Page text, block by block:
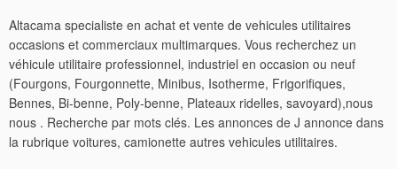
Altacama specialiste en achat et vente de vehicules utilitaires
occasions et commerciaux multimarques. Vous recherchez un
véhicule utilitaire professionnel, industriel en occasion ou neuf
(Fourgons, Fourgonnette, Minibus, Isotherme, Frigorifiques,
Bennes, Bi-benne, Poly-benne, Plateaux ridelles, savoyard),nous
nous . Recherche par mots clés. Les annonces de J annonce dans
la rubrique voitures, camionette autres vehicules utilitaires.